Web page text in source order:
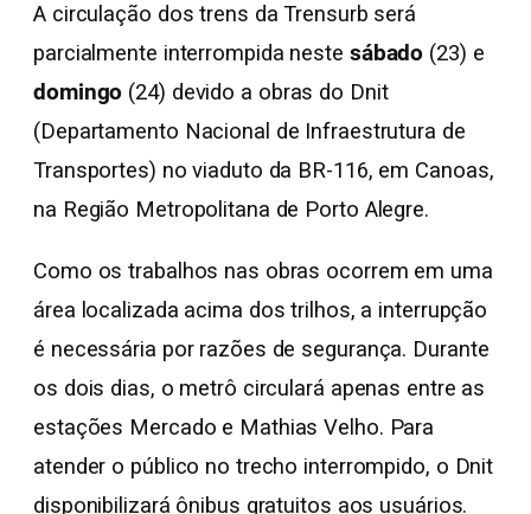
A circulação dos trens da Trensurb será
parcialmente interrompida neste sábado (23) e
domingo (24) devido a obras do Dnit
(Departamento Nacional de Infraestrutura de
Transportes) no viaduto da BR-116, em Canoas,
na Região Metropolitana de Porto Alegre.
Como os trabalhos nas obras ocorrem em uma
área localizada acima dos trilhos, a interrupção
é necessária por razões de segurança. Durante
os dois dias, o metrô circulará apenas entre as
estações Mercado e Mathias Velho. Para
atender o público no trecho interrompido, o Dnit
disponibilizará ônibus gratuitos aos usuários.